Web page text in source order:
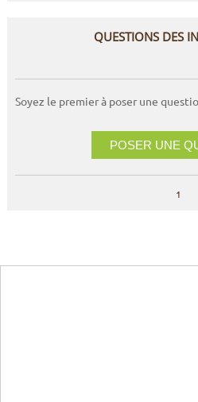
QUESTIONS DES
Soyez le premier à poser une
POSER UNE
1